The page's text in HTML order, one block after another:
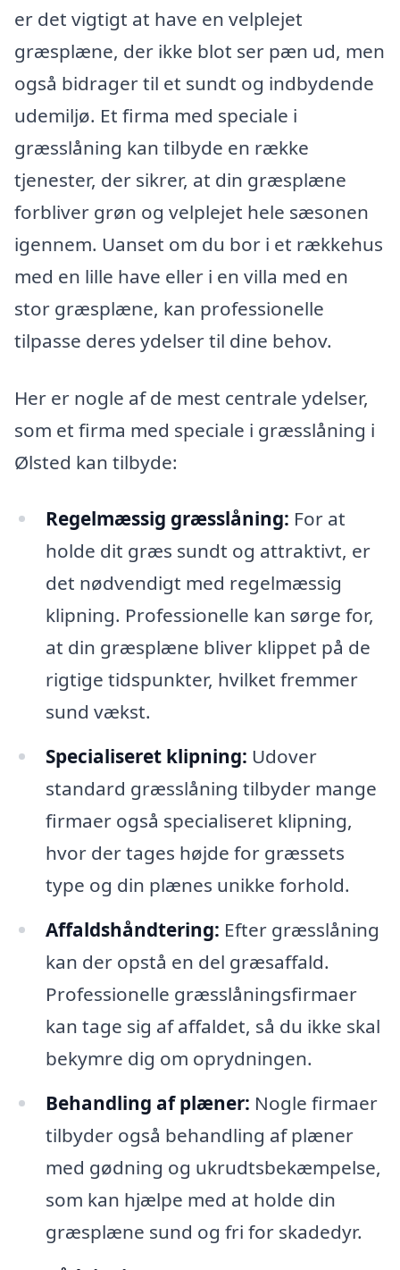
er det vigtigt at have en velplejet
græsplæne, der ikke blot ser pæn ud, men
også bidrager til et sundt og indbydende
udemiljø. Et firma med speciale i
græsslåning kan tilbyde en række
tjenester, der sikrer, at din græsplæne
forbliver grøn og velplejet hele sæsonen
igennem. Uanset om du bor i et rækkehus
med en lille have eller i en villa med en
stor græsplæne, kan professionelle
tilpasse deres ydelser til dine behov.
Her er nogle af de mest centrale ydelser,
som et firma med speciale i græsslåning i
Ølsted kan tilbyde:
Regelmæssig græsslåning: For at
holde dit græs sundt og attraktivt, er
det nødvendigt med regelmæssig
klipning. Professionelle kan sørge for,
at din græsplæne bliver klippet på de
rigtige tidspunkter, hvilket fremmer
sund vækst.
Specialiseret klipning: Udover
standard græsslåning tilbyder mange
firmaer også specialiseret klipning,
hvor der tages højde for græssets
type og din plænes unikke forhold.
Affaldshåndtering: Efter græsslåning
kan der opstå en del græsaffald.
Professionelle græsslåningsfirmaer
kan tage sig af affaldet, så du ikke skal
bekymre dig om oprydningen.
Behandling af plæner: Nogle firmaer
tilbyder også behandling af plæner
med gødning og ukrudtsbekæmpelse,
som kan hjælpe med at holde din
græsplæne sund og fri for skadedyr.